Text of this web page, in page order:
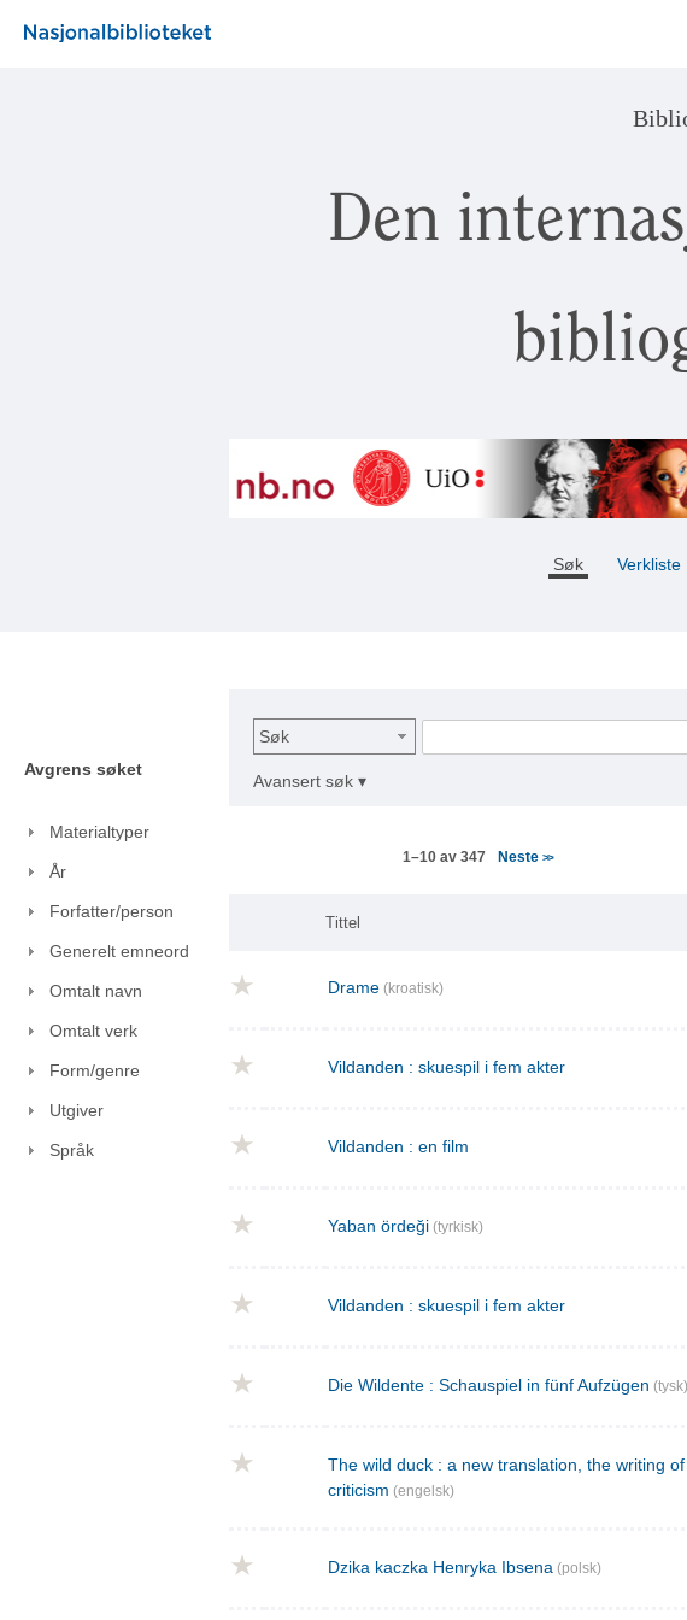
Den
Søk Verkliste
Avgrens søket
Materialtyper
År
Forfatter/person
Generelt emneord
Omtalt navn
Omtalt verk
Form/genre
Utgiver
Språk
Søk
Avansert søk ▾
1–10 av 347 Neste >>
Tittel
Drame (kroatisk)
Vildanden : skuespil i fem akter
Vildanden : en film
Yaban ördeği (tyrkisk)
Vildanden : skuespil i fem akter
Die Wildente : Schauspiel in fünf Aufzügen (tysk)
The wild duck : a new translation, the writing
criticism (engelsk)
Dzika kaczka Henryka Ibsena (polsk)